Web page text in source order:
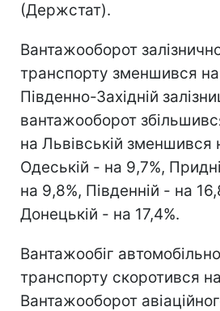
(Держстат).
Вантажооборот
транспорту зменшився
Південно-Західній
вантажооборот
на Львівській зменшився
Одеській - на 9,7%,
на 9,8%, Південній - на
Донецькій - на 17,4%.
Вантажообіг
транспорту скоротився
Вантажооборот